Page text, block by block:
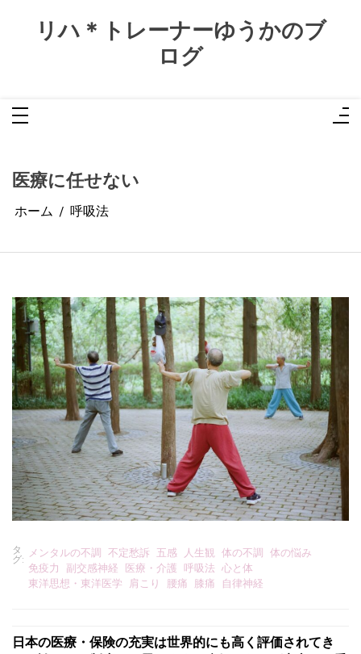
リハ＊トレーナーゆうかのブ
ログ
医療に任せない
ホーム 呼吸法
タ
グ:
メンタルの不調 不定愁訴 五感 人生観 体の不調 体の悩み
免疫力
副交感神経 医療・介護 呼吸法 心と体
東洋思想・東洋医学
肩こり 腰痛 膝痛 自律神経
日本の医療・保険の充実は世界的にも高く評価されてき